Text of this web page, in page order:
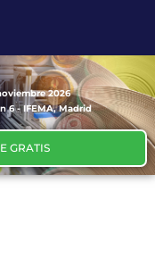
2026
6 - IFEMA, Madrid
GRATIS